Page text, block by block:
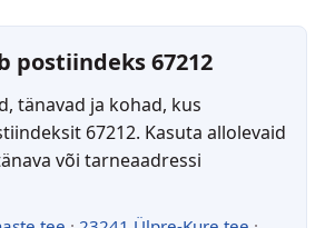
postiindeks 67212
tänavad ja kohad, kus
67212. Kasuta allolevaid
või tarneaadressi